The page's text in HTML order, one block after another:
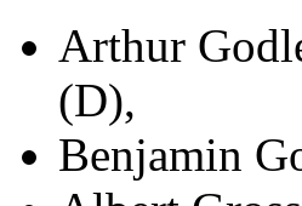
Arthur
(D),
Benjamin